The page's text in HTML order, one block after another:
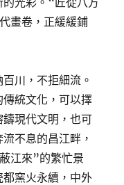
畫卷，正緩緩鋪
川，不拒細流。
傳統文化，可以擇
現代文明，也可
不息的昌江畔，
江來”的繁忙景
窯火永續，中外